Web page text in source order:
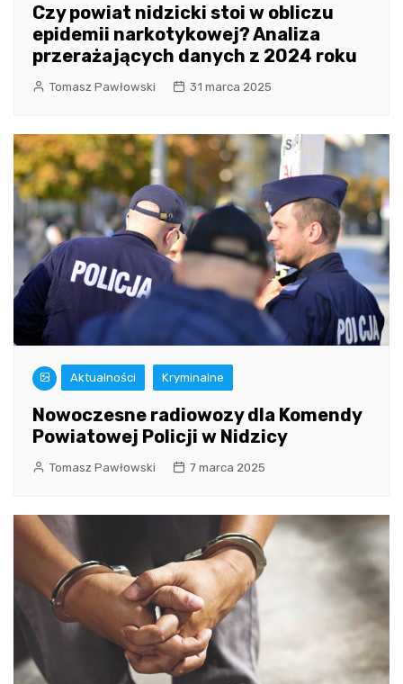
Czy powiat nidzicki stoi w obliczu
epidemii narkotykowej? Analiza
przerażających danych z 2024 roku
Tomasz Pawłowski 31 marca 2025
Aktualności Kryminalne
Nowoczesne radiowozy dla Komendy
Powiatowej Policji w Nidzicy
Tomasz Pawłowski 7 marca 2025